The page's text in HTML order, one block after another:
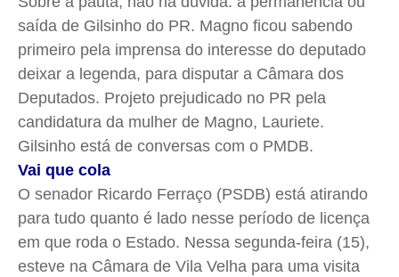
saída de Gilsinho do PR. Magno ficou sabendo
primeiro pela imprensa do interesse do deputado
deixar a legenda, para disputar a Câmara dos
Deputados. Projeto prejudicado no PR pela
candidatura da mulher de Magno, Lauriete.
Gilsinho está de conversas com o PMDB.
Vai que cola
O senador Ricardo Ferraço (PSDB) está atirando
para tudo quanto é lado nesse período de licença
em que roda o Estado. Nessa segunda-feira (15),
esteve na Câmara de Vila Velha para uma visita